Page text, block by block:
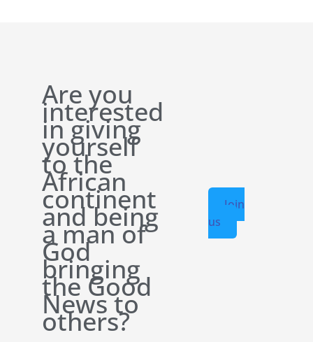
Are you
interested
in giving
yourself
to the
African
continent
and being
a man of
God
bringing
the Good
News to
others?
Join
us